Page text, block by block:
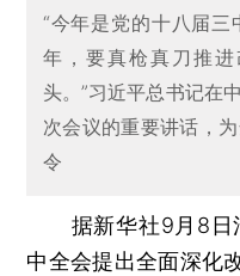
“今年是党的十八届
年，要真枪真刀推
头。”习近平总书记在
次会议的重要讲话，
令
据新华社9月8日
中全会提出全面深化